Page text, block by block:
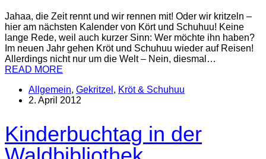
Jahaa, die Zeit rennt und wir rennen mit! Oder wir kritzeln –
hier am nächsten Kalender von Kört und Schuhuu! Keine
lange Rede, weil auch kurzer Sinn: Wer möchte ihn haben?
Im neuen Jahr gehen Kröt und Schuhuu wieder auf Reisen!
Allerdings nicht nur um die Welt – Nein, diesmal…
READ MORE
Allgemein, Gekritzel , Kröt & Schuhuu
2. April 2012
Kinderbuchtag in der